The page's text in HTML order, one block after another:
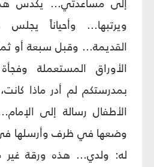
إلى مساعدتي... يكدس هذه
ويرتبها... وأحياناً يجلس
القديمة... وقبل سبعة أو
الأوراق المستعملة
بمدرستكم لم أدر ماذا
الأطفال رسالة إلى
وضعها في ظرف وأرسلها في
له: ولدي... هذه ورقة